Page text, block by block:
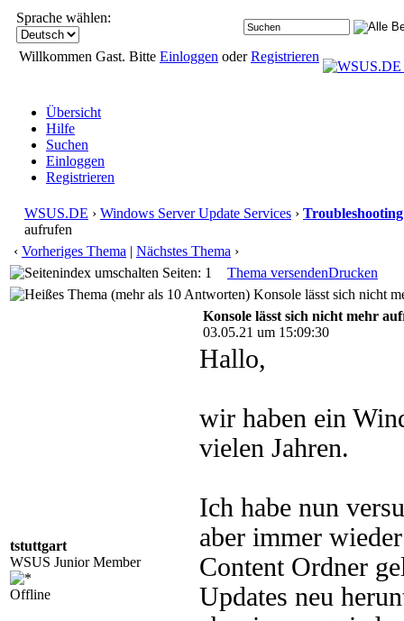
Sprache wählen:
Willkommen Gast. Bitte Einloggen oderRegistrieren
Übersicht
Hilfe
Suchen
Einloggen
Registrieren
WSUS.DE › Windows Server Update Services › Troubleshooting
aufrufen
‹ Vorheriges Thema | Nächstes Thema ›
Seiten: 1
Thema versendenDrucken
Konsole lässt sich nicht
tstuttgart
WSUS Junior Member
Offline
Konsole lässt sich nicht mehr
03.05.21 um 15:09:30
Hallo,
wir haben ein
vielen Jahren.
Ich habe nun
aber immer
Content Ordner
Updates neu